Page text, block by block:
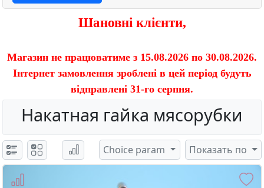
Шановні клієнти,
Магазин не працюватиме з 15.08.2026 по 30.08.2026.
Інтернет замовлення зроблені в цей період будуть
відправлені 31-го серпня.
Накатная гайка мясорубки
Choice param Показать по